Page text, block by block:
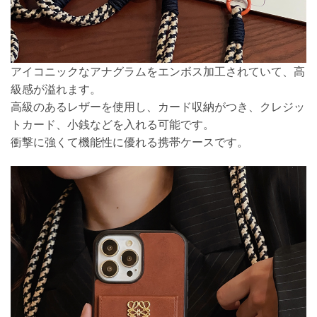
アイコニックなアナグラムをエンボス加工されていて、高
級感が溢れます。
高級のあるレザーを使用し、カード収納がつき、クレジッ
トカード、小銭などを入れる可能です。
衝撃に強くて機能性に優れる携帯ケースです。